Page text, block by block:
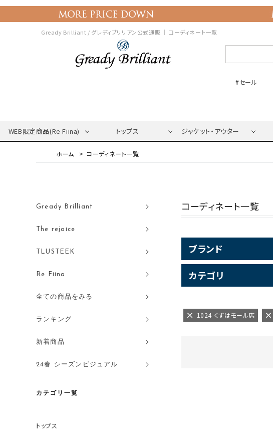
Gready Brilliant / グレディブリリアン公式通販 ｜ コーディネート一覧
#セール
WEB限定商品(Re Fiina) トップス ジャケット・アウター
コーディネート一覧
Gready Brilliant
The rejoice
TLUSTEEK
Re Fiina
全ての商品をみる
ランキング
新着商品
24春 シーズンビジュアル
カテゴリ一覧
トップス
コーディネート一覧
ブランド
カテゴリ
1024-くずはモール店